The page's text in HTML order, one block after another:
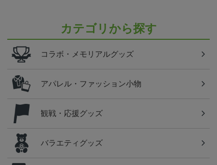
カテゴリから探す
コラボ・メモリアルグッズ
アパレル・ファッション小物
観戦・応援グッズ
バラエティグッズ